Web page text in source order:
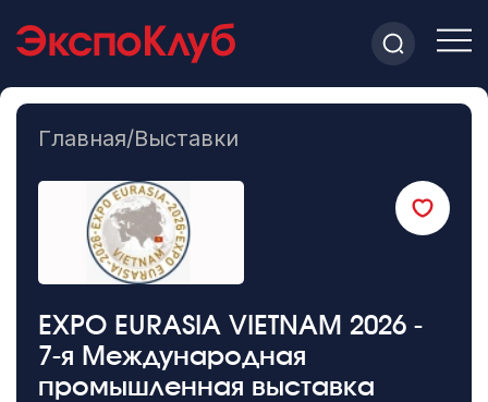
Главная/Выставки
EXPO EURASIA VIETNAM 2026 -
7-я Международная
промышленная выставка